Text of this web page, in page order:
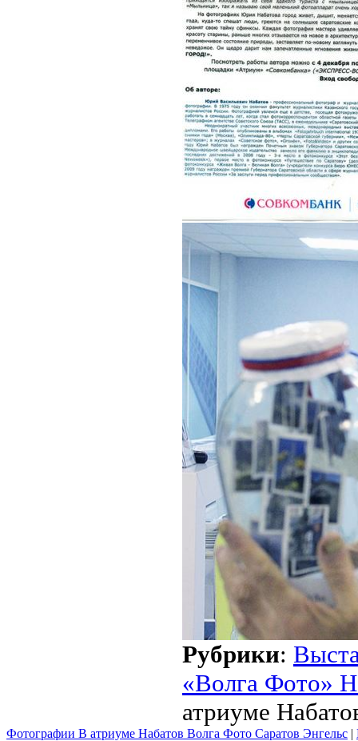
Рубрики:
«Волга Фото»
атриуме
Фотографии В атриуме Набатов Волга Фото Саратов Энгельс |